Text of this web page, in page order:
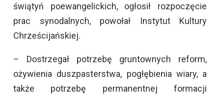
świątyń poewangelickich, ogłosił rozpoczęcie
prac synodalnych, powołał Instytut Kultury
Chrześcijańskiej.
– Dostrzegał potrzebę gruntownych reform,
ożywienia duszpasterstwa, pogłębienia wiary, a
także potrzebę permanentnej formacji